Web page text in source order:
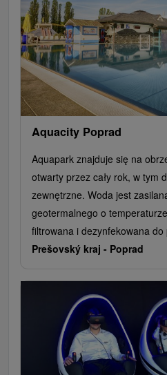
Jeziora, jeziora, zbiorniki wodne
Wodospady
Kościoły drewniane
Túry a turistické chodníky
Zamki
Miejsca sakralne
Rafting, rafting,
Ośrodek narciarski
Amfiteatry i kina w przyrodzie
Szlaki
Aquacity Poprad
Aquapark znajduje się na
otwarty przez cały rok, w tym
zewnętrzne. Woda jest
geotermalnego o
filtrowana i dezynfekowana do
Prešovský kraj - Poprad